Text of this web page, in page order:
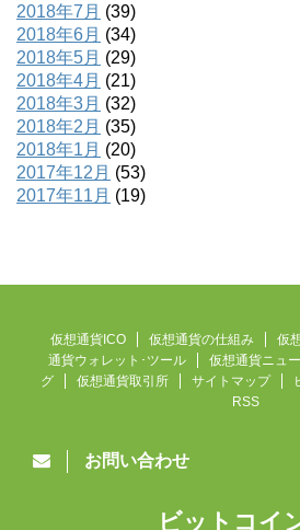
2018年7月 (39)
2018年6月 (34)
2018年5月 (29)
2018年4月 (21)
2018年3月 (32)
2018年2月 (35)
2018年1月 (20)
2017年12月 (53)
2017年11月 (19)
仮想通貨ICO 仮想通貨の仕組み 仮
通貨ウォレット･ツール
仮想通貨ニュ
グ
仮想通貨取引所 サイトマップ
RSS
お問い合わせ
ビットコイ